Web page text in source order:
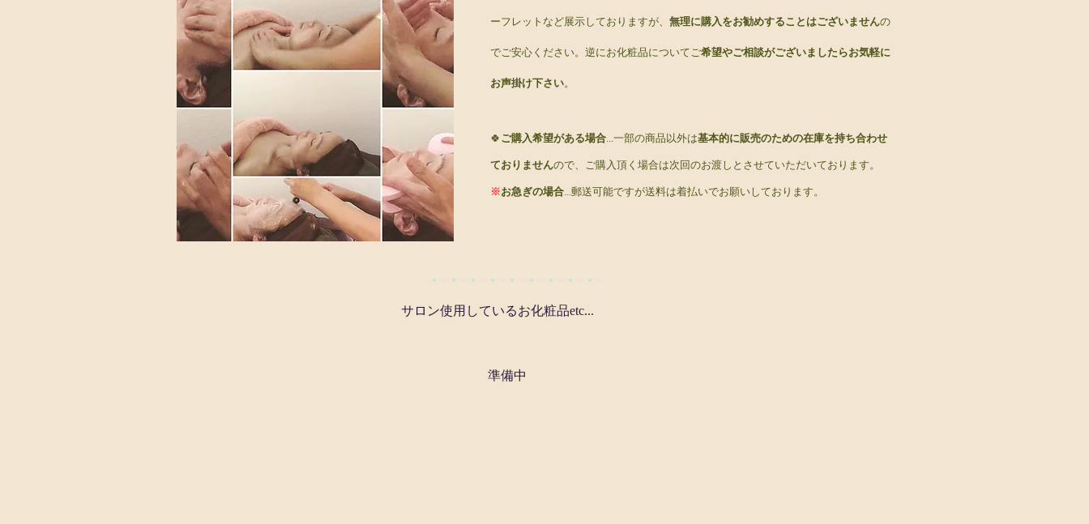
ーフレットなど展示しておりますが、 無理に購入をお勧めすることはございませんの
でご安心ください。逆にお化粧品についてご希望やご相談がございましたらお気軽に
お声掛け下さい。
🍀 ご購入希望がある場合...一部の商品以外は基本的に販売のための在庫を持ち合わせ
ておりませんので、ご購入頂く場合は次回のお渡しとさせていただいております。
※お急ぎの場合...郵送可能ですが送料は着払いでお願いしております。
＊ ＊ ＊ ＊ ＊ ＊ ＊ ＊ ＊
サロン使用しているお化粧品etc...
​準備中